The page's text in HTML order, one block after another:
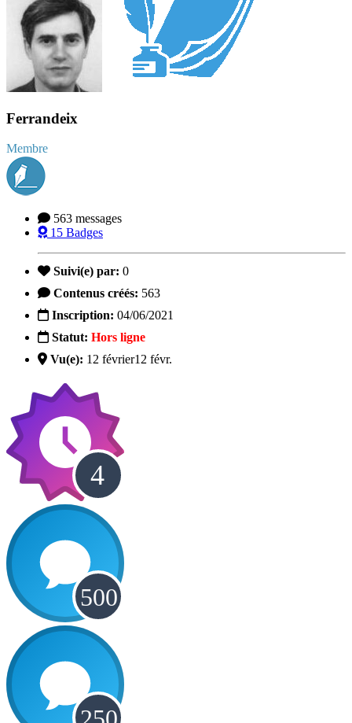
Ferrandeix
Membre
563 messages
15 Badges
Suivi(e) par: 0
Contenus créés: 563
Inscription: 04/06/2021
Statut: Hors ligne
Vu(e): 12 février12 févr.